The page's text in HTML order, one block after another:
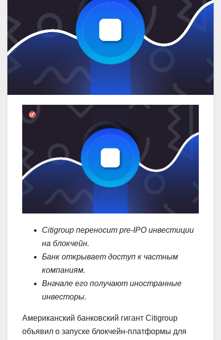
Citigroup переносит pre-IPO инвестиции
на блокчейн.
Банк открывает доступ к частным
компаниям.
Вначале его получают иностранные
инвесторы.
Американский банковский гигант Citigroup
объявил о запуске блокчейн-платформы для